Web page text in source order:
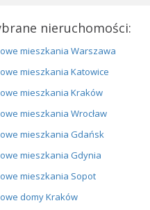
nieruchomości:
mieszkania Warszawa
mieszkania Katowice
mieszkania Kraków
mieszkania Wrocław
mieszkania Gdańsk
mieszkania Gdynia
mieszkania Sopot
domy Kraków